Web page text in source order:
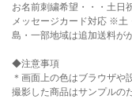
お名前刺繍希望・・・土日
メッセージカード対応 ※
島・一部地域は追加送料が
◆注意事項
＊画面上の色はブラウザや
撮影した商品はサンプルの